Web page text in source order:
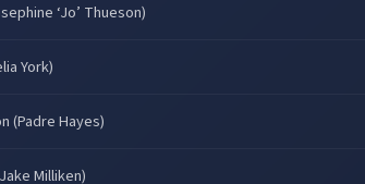
‘Jo’ Thueson)
York)
(Padre Hayes)
Milliken)